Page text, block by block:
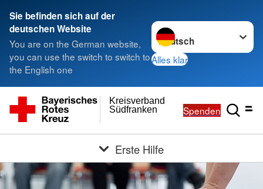
Sie befinden sich auf der
deutschen Website
You are on the German website,
you can use the switch to switch to
the English one
Sprache wechseln zu
Alles klar
Südfranken
Kreisverband
Spenden
Erste Hilfe